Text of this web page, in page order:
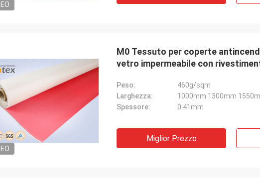
M0 Tessuto per coperte
vetro impermeabile con
Peso:
460g/sqm
Larghezza:
1000mm 1300mm
Spessore:
0.41mm
Miglior Prezzo